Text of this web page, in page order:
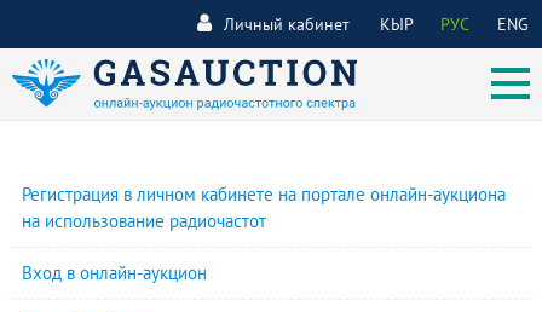
КЫР РУС ENG
Личный кабинет
Регистрация в личном кабинете на портале онлайн-аукциона
на использование радиочастот
Вход в онлайн-аукцион